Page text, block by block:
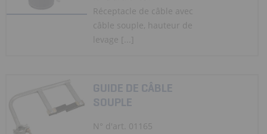
Réceptacle de câble avec
câble souple, hauteur de
levage [...]
GUIDE DE CÂBLE
SOUPLE
N° d'art. 01165